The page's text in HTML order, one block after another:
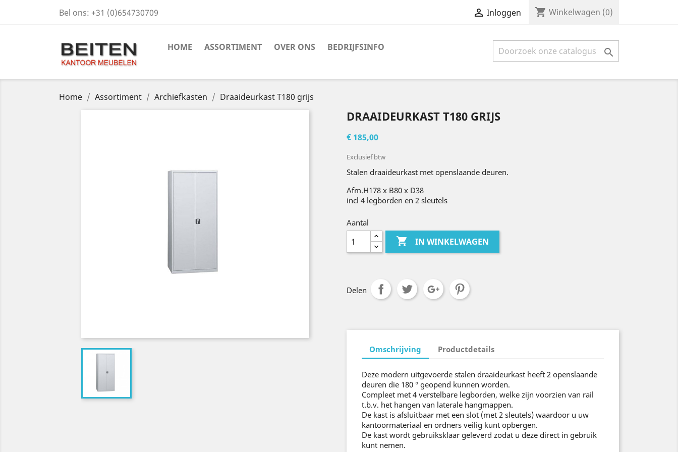
Bel ons: +31 (0)654730709  Inloggen shopping_cart Winkelwagen (0)
HOME ASSORTIMENT OVER ONS BEDRIJFSINFO 
Home Assortiment Archiefkasten Draaideurkast T180 grijs
DRAAIDEURKAST T180 GRIJS
€ 185,00
Exclusief btw
Stalen draaideurkast met openslaande deuren.
Afm.H178 x B80 x D38
incl 4 legborden en 2 sleutels
Aantal
 IN WINKELWAGEN
Delen
Omschrijving Productdetails
Deze modern uitgevoerde stalen draaideurkast heeft 2 openslaande
deuren die 180 ° geopend kunnen worden.
Compleet met 4 verstelbare legborden, welke zijn voorzien van rail
t.b.v. het hangen van laterale hangmappen.
De kast is afsluitbaar met een slot (met 2 sleutels) waardoor u uw
kantoormateriaal en ordners veilig kunt opbergen.
De kast wordt gebruiksklaar geleverd zodat u deze direct in gebruik
kunt nemen.